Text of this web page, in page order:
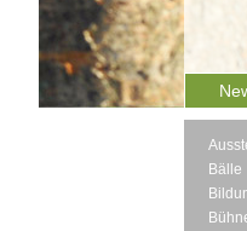
Bälle